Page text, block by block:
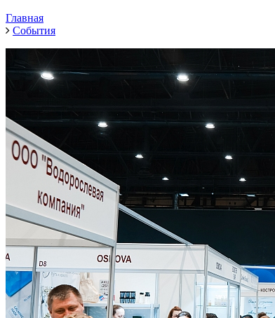
Главная
События